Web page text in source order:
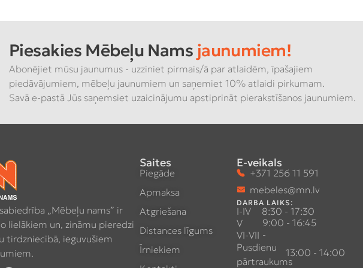
Piesakies Mēbeļu Nams jaunumiem!
Abonējiet mūsu jaunumus - uzziniet pirmais/ā par atlaidēm, īpašajiem
piedāvājumiem, mēbeļu jaunumiem un saņemiet 10% atlaidi pirkumam.
Savā e-pastā Jūs saņemsiet uzaicinājumu apstiprināt pierakstīšanos jaunumiem.
„Mēbeļu nams” ir
lielākiem un, zināmu pieredzi
tirdzniecībā, ieguvušiem
Saites
Piegāde
Apmaksa
Atgriešana
Distances līgums
Īrniekiem
E-veikals
+371 256 11 591
mebeles@mn.lv
DARBA LAIKS:
I-IV
8:30 - 17:30
V
9:00 - 16:45
VI-VII -
Pusdienu
pārtraukums
13:00 - 14:00